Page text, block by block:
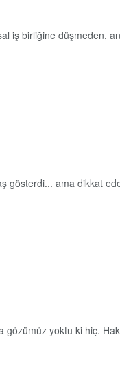
iş birliğine düşmeden,
gösterdi... ama dikkat
yoktu ki hiç.